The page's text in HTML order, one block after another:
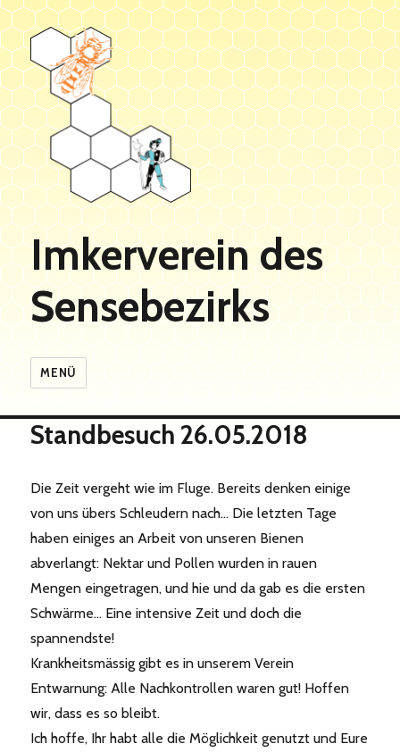
Imkerverein des
Sensebezirks
MENÜ
Standbesuch 26.05.2018
Die Zeit vergeht wie im Fluge. Bereits denken einige
von uns übers Schleudern nach… Die letzten Tage
haben einiges an Arbeit von unseren Bienen
abverlangt: Nektar und Pollen wurden in rauen
Mengen eingetragen, und hie und da gab es die ersten
Schwärme… Eine intensive Zeit und doch die
spannendste!
Krankheitsmässig gibt es in unserem Verein
Entwarnung: Alle Nachkontrollen waren gut! Hoffen
wir, dass es so bleibt.
Ich hoffe, Ihr habt alle die Möglichkeit genutzt und Eure